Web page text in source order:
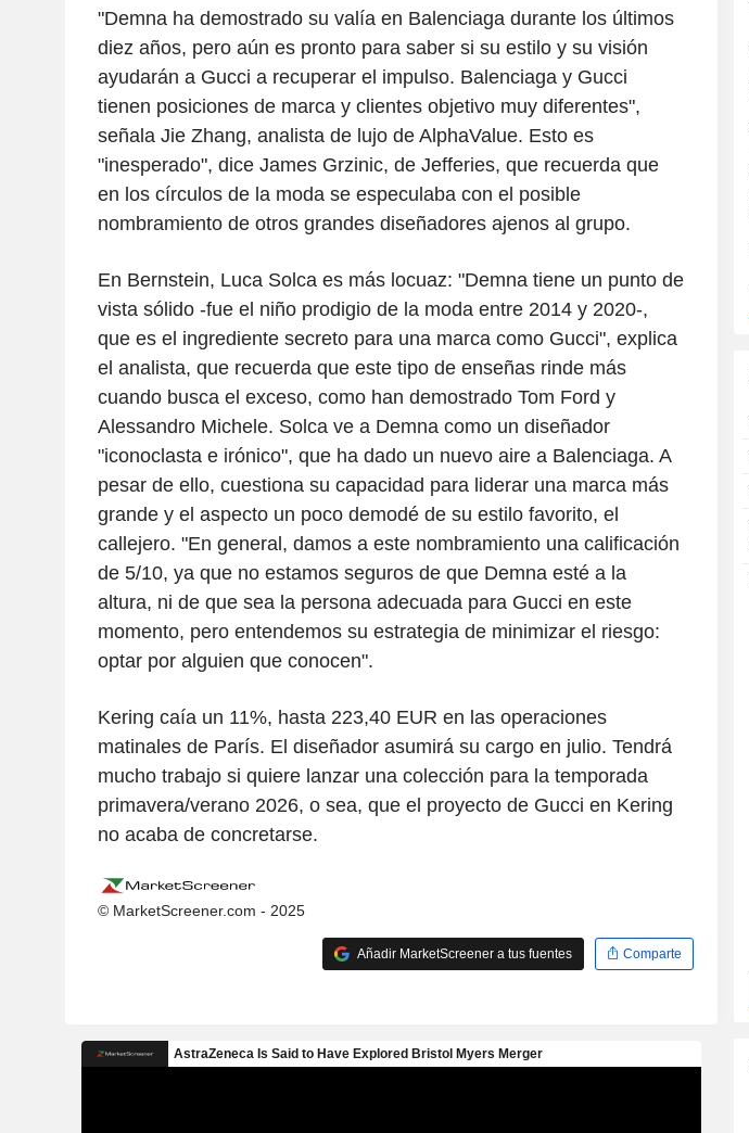
"Demna ha demostrado su valía en Balenciaga durante los últimos
diez años, pero aún es pronto para saber si su estilo y su visión
ayudarán a Gucci a recuperar el impulso. Balenciaga y Gucci
tienen posiciones de marca y clientes objetivo muy diferentes",
señala Jie Zhang, analista de lujo de AlphaValue. Esto es
"inesperado", dice James Grzinic, de Jefferies, que recuerda que
en los círculos de la moda se especulaba con el posible
nombramiento de otros grandes diseñadores ajenos al grupo.
En Bernstein, Luca Solca es más locuaz: "Demna tiene un punto de
vista sólido -fue el niño prodigio de la moda entre 2014 y 2020-,
que es el ingrediente secreto para una marca como Gucci", explica
el analista, que recuerda que este tipo de enseñas rinde más
cuando busca el exceso, como han demostrado Tom Ford y
Alessandro Michele. Solca ve a Demna como un diseñador
"iconoclasta e irónico", que ha dado un nuevo aire a Balenciaga. A
pesar de ello, cuestiona su capacidad para liderar una marca más
grande y el aspecto un poco demodé de su estilo favorito, el
callejero. "En general, damos a este nombramiento una calificación
de 5/10, ya que no estamos seguros de que Demna esté a la
altura, ni de que sea la persona adecuada para Gucci en este
momento, pero entendemos su estrategia de minimizar el riesgo:
optar por alguien que conocen".
Kering caía un 11%, hasta 223,40 EUR en las operaciones
matinales de París. El diseñador asumirá su cargo en julio. Tendrá
mucho trabajo si quiere lanzar una colección para la temporada
primavera/verano 2026, o sea, que el proyecto de Gucci en Kering
no acaba de concretarse.
© MarketScreener.com - 2025
Añadir MarketScreener a tus fuentes Comparte